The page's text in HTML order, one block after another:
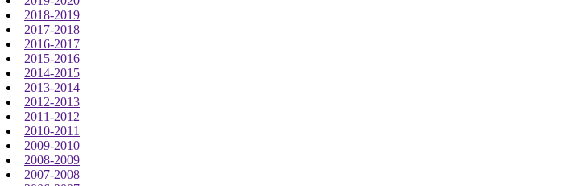
2018-2019
2017-2018
2016-2017
2015-2016
2014-2015
2013-2014
2012-2013
2011-2012
2010-2011
2009-2010
2008-2009
2007-2008